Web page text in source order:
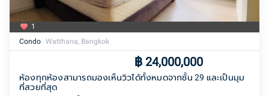
1
Condo Watthana, Bangkok
฿ 24,000,000
ห้องทุกห้องสามารถมองเห็นวิวได้ทั้งหมดจากชั้น 29 และเป็นมุม
ที่สวยที่สุด